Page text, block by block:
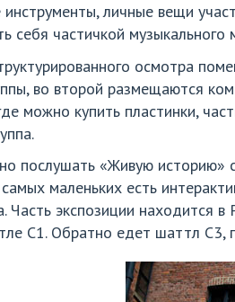
личные вещи
себя частичкой
осмотра
во второй размещаются
можно купить пластинки,
послушать «Живую историю»
маленьких есть
Часть экспозиции
С1. Обратно едет шаттл С3,